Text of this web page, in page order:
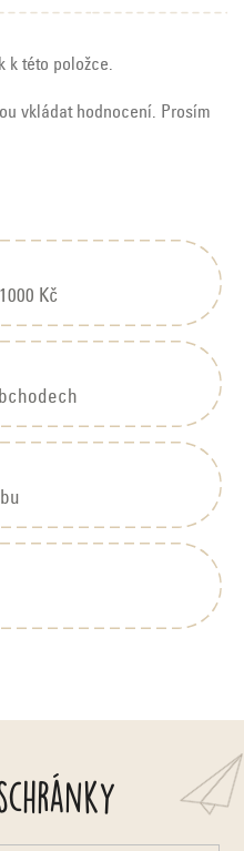
k této položce.
vkládat hodnocení. Prosím
Kč